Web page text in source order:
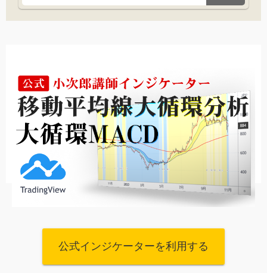
公式インジケーターを利用する